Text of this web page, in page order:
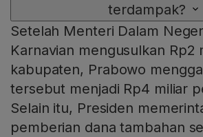
terdampak?
Setelah Menteri Dalam
Karnavian mengusulkan Rp2
kabupaten, Prabowo
tersebut menjadi Rp4 miliar
Selain itu, Presiden
pemberian dana tambahan